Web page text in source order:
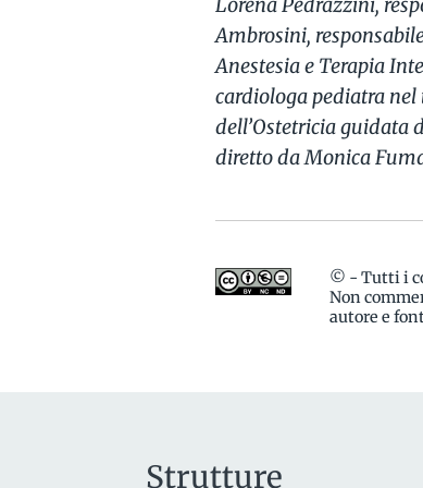
Ambrosini,
Anestesia e Terapia
cardiologa pediatra
dell’Ostetricia guidata
diretto da Monica
© - Tutti i
Non
autore e
Strutture